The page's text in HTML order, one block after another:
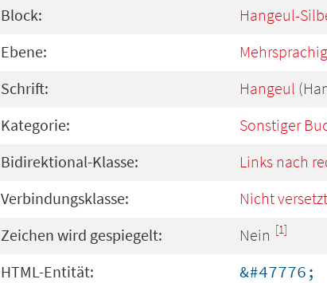
Block: Hangeul-
Ebene:
Schrift: Hangeul
Kategorie: Sonstiger
Bidirektional-Klasse: Links nach
Verbindungsklasse: Nicht versetzt
Zeichen wird gespiegelt: Nein [1]
HTML-Entität:
&#47776;